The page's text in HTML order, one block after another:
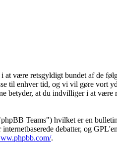
være retsgyldigt bundet af de
til enhver tid, og vi vil gøre vort
betyder, at du indvilliger i at være
Teams") hvilket er en
debatter, og
.